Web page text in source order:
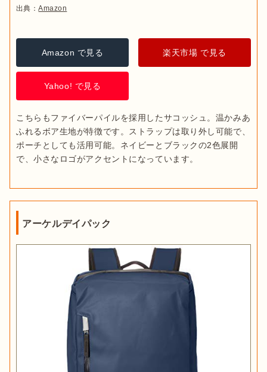
出典：Amazon
Amazon で見る 楽天市場 で見る
Yahoo! で見る
こちらもファイバーパイルを採用したサコッシュ。温かみあ
ふれるボア生地が特徴です。ストラップは取り外し可能で、
ポーチとしても活用可能。ネイビーとブラックの2色展開
で、小さなロゴがアクセントになっています。
アーケルデイパック